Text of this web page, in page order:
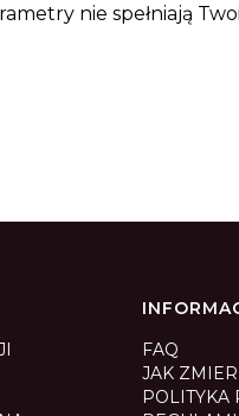
nie spełniają
FAQ
JAK
POLITYKA